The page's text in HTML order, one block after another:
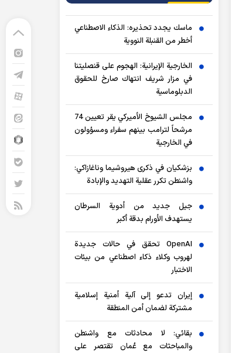
ماسك يجدد تحذيره: الذكاء الاصطناعي
أخطر من القنبلة النووية
الخارجية الإيرانية: الهجوم على قنصليتنا
في مزار شريف انتهاك صارخ للحقوق
الدبلوماسية
مجلس الشيوخ الأميركي يقر تعيين 74
مرشحاً لترامب بينهم سفراء ومسؤولون
في الخارجية
بزشكيان في ذكرى هيروشيما وناغازاكي:
واشنطن تكرر عقلية التهديد والإبادة
جيل جديد من أدوية السرطان
يستهدف الأورام بدقة أكبر
OpenAI تحقق في حالات جديدة
لهروب وكلاء ذكاء اصطناعي من بيئات
الاختبار
إيران تدعو إلى آلية أمنية إسلامية
مشتركة لضمان أمن المنطقة
بقائي: لا محادثات مع واشنطن
والمباحثات مع عُمان تقتصر على